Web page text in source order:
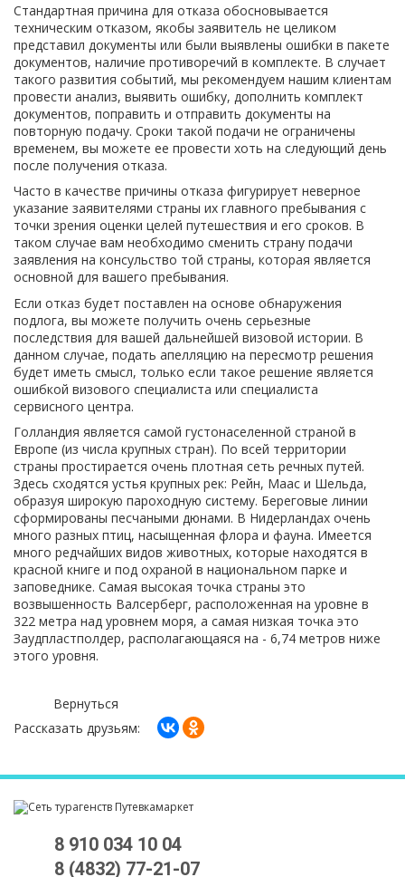
Стандартная причина для отказа обосновывается
техническим отказом, якобы заявитель не целиком
представил документы или были выявлены ошибки в пакете
документов, наличие противоречий в комплекте. В случает
такого развития событий, мы рекомендуем нашим клиентам
провести анализ, выявить ошибку, дополнить комплект
документов, поправить и отправить документы на
повторную подачу. Сроки такой подачи не ограничены
временем, вы можете ее провести хоть на следующий день
после получения отказа.
Часто в качестве причины отказа фигурирует неверное
указание заявителями страны их главного пребывания с
точки зрения оценки целей путешествия и его сроков. В
таком случае вам необходимо сменить страну подачи
заявления на консульство той страны, которая является
основной для вашего пребывания.
Если отказ будет поставлен на основе обнаружения
подлога, вы можете получить очень серьезные
последствия для вашей дальнейшей визовой истории. В
данном случае, подать апелляцию на пересмотр решения
будет иметь смысл, только если такое решение является
ошибкой визового специалиста или специалиста
сервисного центра.
Голландия является самой густонаселенной страной в
Европе (из числа крупных стран). По всей территории
страны простирается очень плотная сеть речных путей.
Здесь сходятся устья крупных рек: Рейн, Маас и Шельда,
образуя широкую пароходную систему. Береговые линии
сформированы песчаными дюнами. В Нидерландах очень
много разных птиц, насыщенная флора и фауна. Имеется
много редчайших видов животных, которые находятся в
красной книге и под охраной в национальном парке и
заповеднике. Самая высокая точка страны это
возвышенность Валсерберг, расположенная на уровне в
322 метра над уровнем моря, а самая низкая точка это
Заудпластполдер, располагающаяся на - 6,74 метров ниже
этого уровня.
Вернуться
Рассказать друзьям:
8 910 034 10 04
8 (4832) 77-21-07